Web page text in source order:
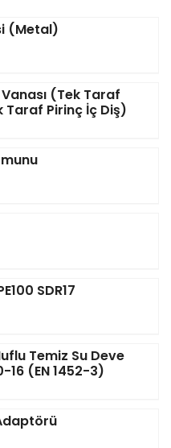
(Metal)
Vanası (Tek Taraf
Taraf Pirinç İç Diş)
SDR17
Temiz Su Deve
16 (EN 1452-3)